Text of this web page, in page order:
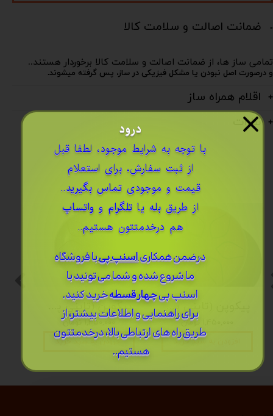
ضمانت اصالت و سلامت کالا
تمامی ساز ها، از ضمانت اصالت و سلامت کالا برخوردار هستند..
و درصورت اصل نبودن یا مشکل فیزیکی در ساز، پس گرفته میشوند.
اقلام همراه ساز
نظرات
۱,۴۵۰,۰۰۰ تومان
افزودن به سبد خرید
پیکوپن (تاینی پن) 6 نت برند دلکو
افزودن به سبد خرید
درود
​با توجه به شرایط موجود، لطفا قبل
از ثبت سفارش، برای استعلام
قیمت و موجودی تماس بگیرید..
از طریق بله یا تلگرام و واتساپ
هم درخدمتتون هستیم..
درضمن ​همکاریاسنپ پیبا فروشگاه
ما شروع شده و شما می تونید با
اسنپ پیچهار قسطهخرید کنید.
برای راهنمایی و اطلاعات بیشتر، از
طریق راه های ارتباطی بالا، درخدمتتون
هستیم..